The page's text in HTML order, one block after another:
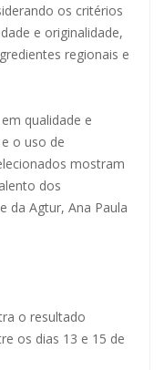
os critérios
e originalidade,
regionais e
qualidade e
o uso de
mostram
dos
da Agtur, Ana Paula
o resultado
os dias 13 e 15 de